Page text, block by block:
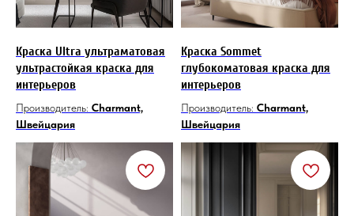
Краска Ultra ультраматовая
ультрастойкая краска для
интерьеров
Производитель: Charmant,
Швейцария
Краска Sommet
глубокоматовая краска для
интерьеров
Производитель: Charmant,
Швейцария